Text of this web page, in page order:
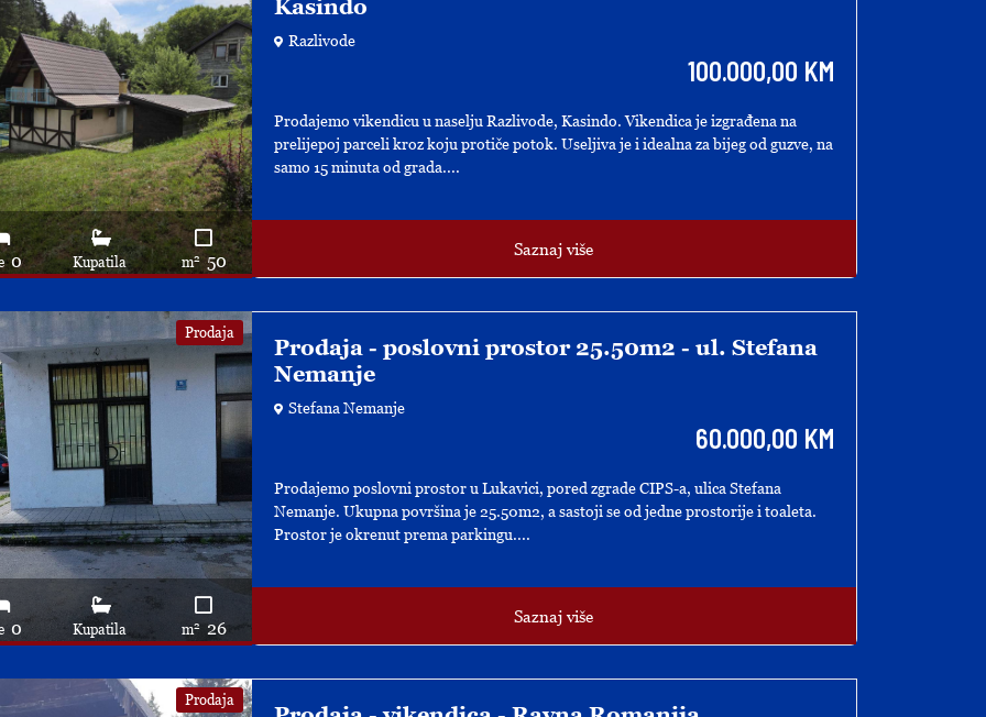
0 Kupatila m2 50
Kasindo
Razlivode
100.000,00 KM
Prodajemo vikendicu u naselju Razlivode, Kasindo. Vikendica je izgrađena na
prelijepoj parceli kroz koju protiče potok. Useljiva je i idealna za bijeg od guzve, na
samo 15 minuta od grada....
Saznaj više
0 Kupatila m2 26
Prodaja
Prodaja - poslovni prostor 25.50m2 - ul. Stefana
Nemanje
Stefana Nemanje
60.000,00 KM
Prodajemo poslovni prostor u Lukavici, pored zgrade CIPS-a, ulica Stefana
Nemanje. Ukupna površina je 25.50m2, a sastoji se od jedne prostorije i toaleta.
Prostor je okrenut prema parkingu....
Saznaj više
Prodaja